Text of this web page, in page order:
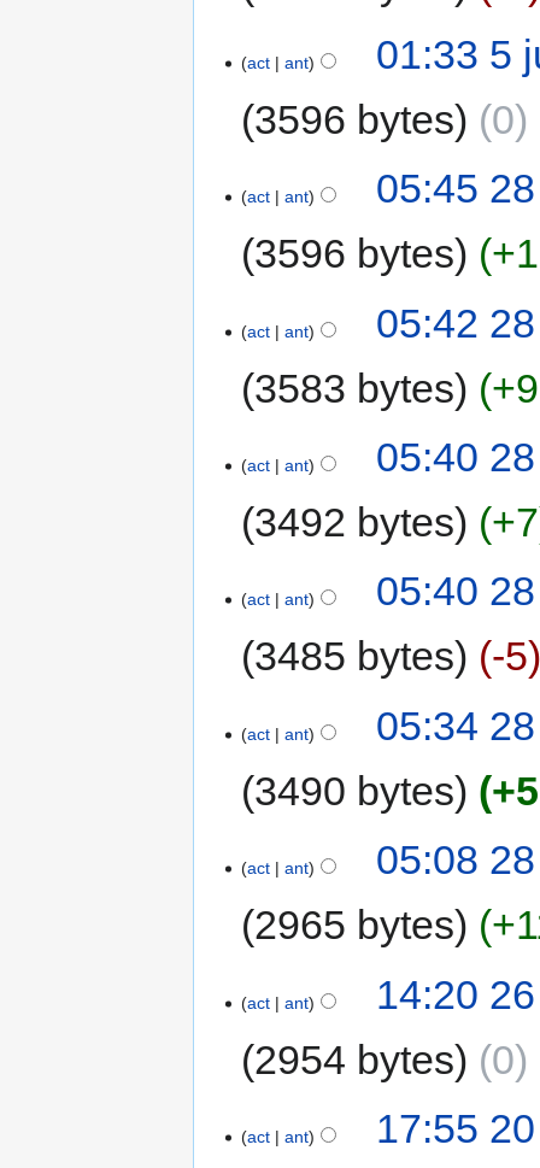
act ant
01:33 5
3596 bytes
0
act ant
05:45
3596 bytes
act ant
05:42
3583 bytes
act ant
05:40
3492 bytes
+7
act ant
05:40
3485 bytes
-5
act ant
05:34
3490 bytes
act ant
05:08
2965 bytes
act ant
14:20
2954 bytes
0
act ant
17:55